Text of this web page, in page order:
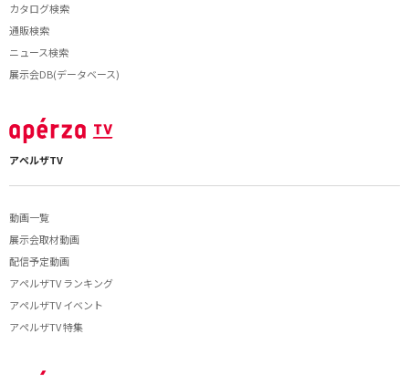
カタログ検索
通販検索
ニュース検索
展示会DB(データベース)
アペルザTV
動画一覧
展示会取材動画
配信予定動画
アペルザTV ランキング
アペルザTV イベント
アペルザTV 特集